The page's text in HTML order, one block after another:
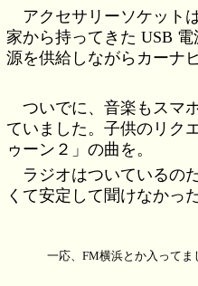
アクセサリーソケット
家から持ってきた USB
源を供給しながらカーナ
ついでに、音楽もスマ
ていました。子供のリク
ゥーン２」の曲を。
ラジオはついているの
くて安定して聞けなかっ
一応、FM横浜とか入ってま